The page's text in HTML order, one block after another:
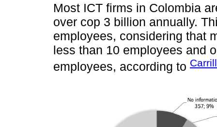
Most ICT firms in Colombia
over cop 3 billion annually.
employees, considering that
less than 10 employees and
employees, according to